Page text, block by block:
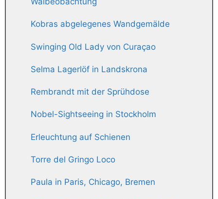
Kobras abgelegenes Wandgemälde
Swinging Old Lady von Curaçao
Selma Lagerlöf in Landskrona
Rembrandt mit der Sprühdose
Nobel-Sightseeing in Stockholm
Erleuchtung auf Schienen
Torre del Gringo Loco
Paula in Paris, Chicago, Bremen